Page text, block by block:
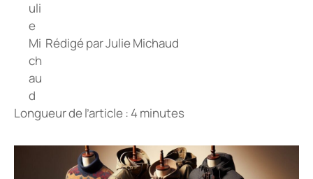
Rédigé parJulie Michaud
Longueur de l’article : 4 minutes